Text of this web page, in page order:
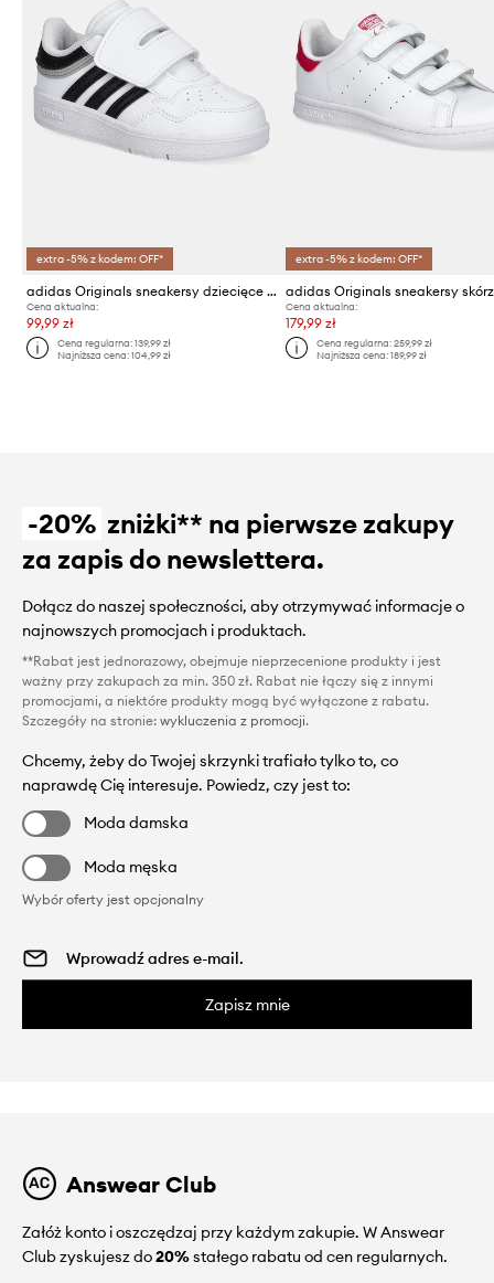
extra -5% z kodem: OFF*
adidas Originals sneakersy dziecięce HOOPS 4.0
Cena aktualna:
99,99 zł
Cena regularna:139,99 zł
Najniższa cena:104,99 zł
extra -5% z kodem: OFF*
Cena aktualna:
179,99 zł
Cena regularna: 259,99 zł
Najniższa cena: 189,99 zł
-20% zniżki** na pierwsze zakupy
za zapis do newslettera.
Dołącz do naszej społeczności, aby otrzymywać informacje o
najnowszych promocjach i produktach.
**Rabat jest jednorazowy, obejmuje nieprzecenione produkty i jest
ważny przy zakupach za min. 350 zł. Rabat nie łączy się z innymi
promocjami, a niektóre produkty mogą być wyłączone z rabatu.
Szczegóły na stronie: wykluczenia z promocji.
Chcemy, żeby do Twojej skrzynki trafiało tylko to, co
naprawdę Cię interesuje. Powiedz, czy jest to:
Moda damska
Moda męska
Wybór oferty jest opcjonalny
Zapisz mnie
Answear Club
Załóż konto i oszczędzaj przy każdym zakupie. W Answear
Club zyskujesz do20%stałego rabatu od cen regularnych.